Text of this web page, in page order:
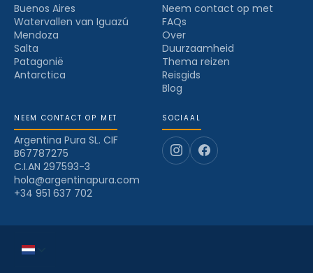
Buenos Aires
Watervallen van Iguazú
Mendoza
Salta
Patagonië
Antarctica
Neem contact op met
FAQs
Over
Duurzaamheid
Thema reizen
Reisgids
Blog
NEEM CONTACT OP MET
Argentina Pura SL. CIF
B67787275
C.I.AN 297593-3
hola@argentinapura.com
+34 951 637 702
SOCIAAL